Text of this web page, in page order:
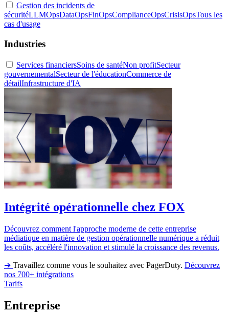
Gestion des incidents de
sécuritéLLMOpsDataOpsFinOpsComplianceOpsCrisisOpsTous les
cas d'usage
Industries
Services financiersSoins de santéNon profitSecteur
gouvernementalSecteur de l'éducationCommerce de
détailInfrastructure d'IA
Intégrité opérationnelle chez FOX
Découvrez comment l'approche moderne de cette entreprise
médiatique en matière de gestion opérationnelle numérique a réduit
les coûts, accéléré l'innovation et stimulé la croissance des revenus.
➔ Travaillez comme vous le souhaitez avec PagerDuty. Découvrez
nos 700+ intégrations
Tarifs
Entreprise